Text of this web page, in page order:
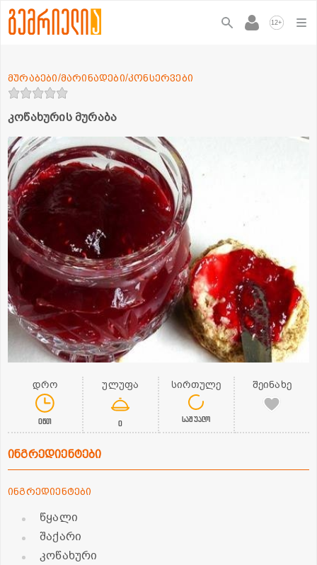
12+
კოწახურის მურაბა
მურაბები/მარინადები/კონსერვები
დრო
0წთ
ულუფა
0
სირთულე
საშუალო
შეინახე
ინგრედიენტები
ინგრედიენტები
წყალი
შაქარი
კოწახური